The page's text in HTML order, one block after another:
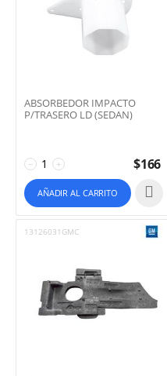
ABSORBEDOR IMPACTO
P/TRASERO LD (SEDAN)
+
− $166
AÑADIR AL CARRITO
13126031GMC